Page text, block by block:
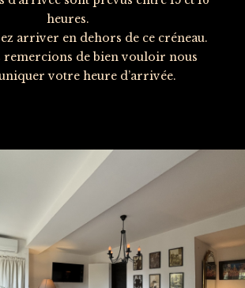
heures.
arriver en dehors de ce créneau.
remercions de bien vouloir nous
votre heure d’arrivée.